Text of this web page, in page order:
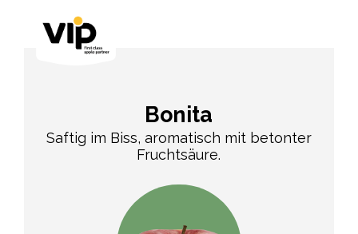
Bonita
Saftig im Biss, aromatisch mit betonter
Fruchtsäure.